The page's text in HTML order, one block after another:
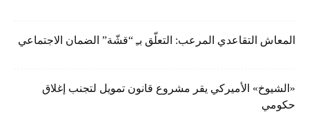
المعاش التقاعدي المرعب: التعلّق بـِ “قشّة” الضمان الاجتماعي
«الشيوخ» الأميركي يقر مشروع قانون تمويل لتجنب إغلاق
حكومي